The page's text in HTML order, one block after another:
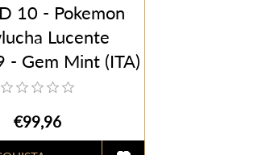
10 - Pokemon
Lucente
Gem Mint (ITA)
€99,96